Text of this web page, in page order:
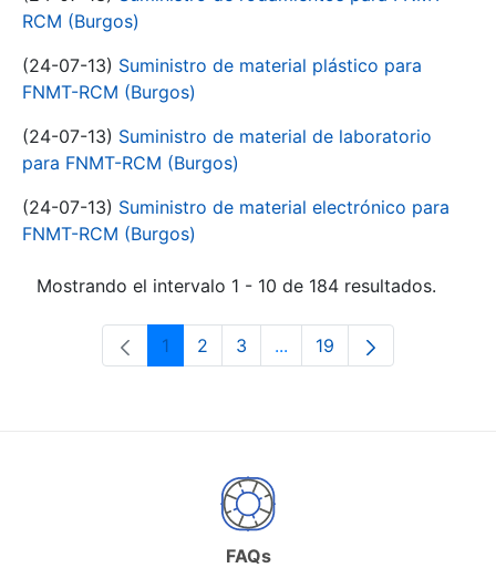
RCM (Burgos)
(24-07-13) Suministro de material plástico para
FNMT-RCM (Burgos)
(24-07-13) Suministro de material de laboratorio
para FNMT-RCM (Burgos)
(24-07-13) Suministro de material electrónico para
FNMT-RCM (Burgos)
Mostrando el intervalo 1 - 10 de 184 resultados.
Página
1 Página
2 Página
3 ...Páginas intermedias Use
Página
19
FAQs